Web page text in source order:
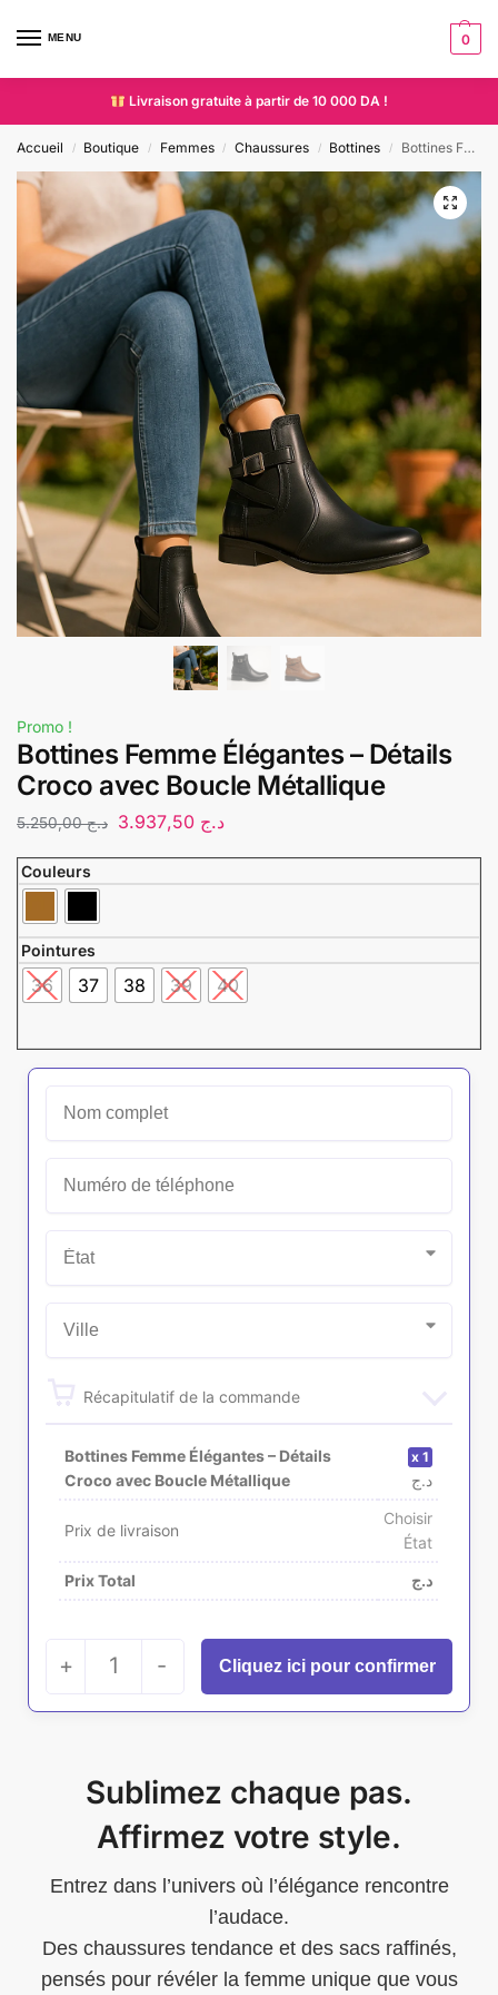
MENU 0
Livraison gratuite à partir de 10 000 DA !
Accueil / Boutique / Femmes / Chaussures / Bottines / Bottines Femme Élégantes – Détails Croco avec Boucle Métallique
Promo !
Bottines Femme Élégantes – Détails
Croco avec Boucle Métallique
د.ج5.250,00 د.ج
Couleurs
Pointures
36 37 38 39 40
Récapitulatif de la commande
Bottines Femme Élégantes – Détails
Croco avec Boucle Métallique
1
د.ج
Prix de livraison
Choisir
État
Prix Total
د.ج
+ 1 -
Sublimez chaque pas.
Affirmez votre style.
Entrez dans l’univers où l’élégance rencontre
l’audace.
Des chaussures tendance et des sacs raffinés,
pensés pour révéler la femme unique que vous